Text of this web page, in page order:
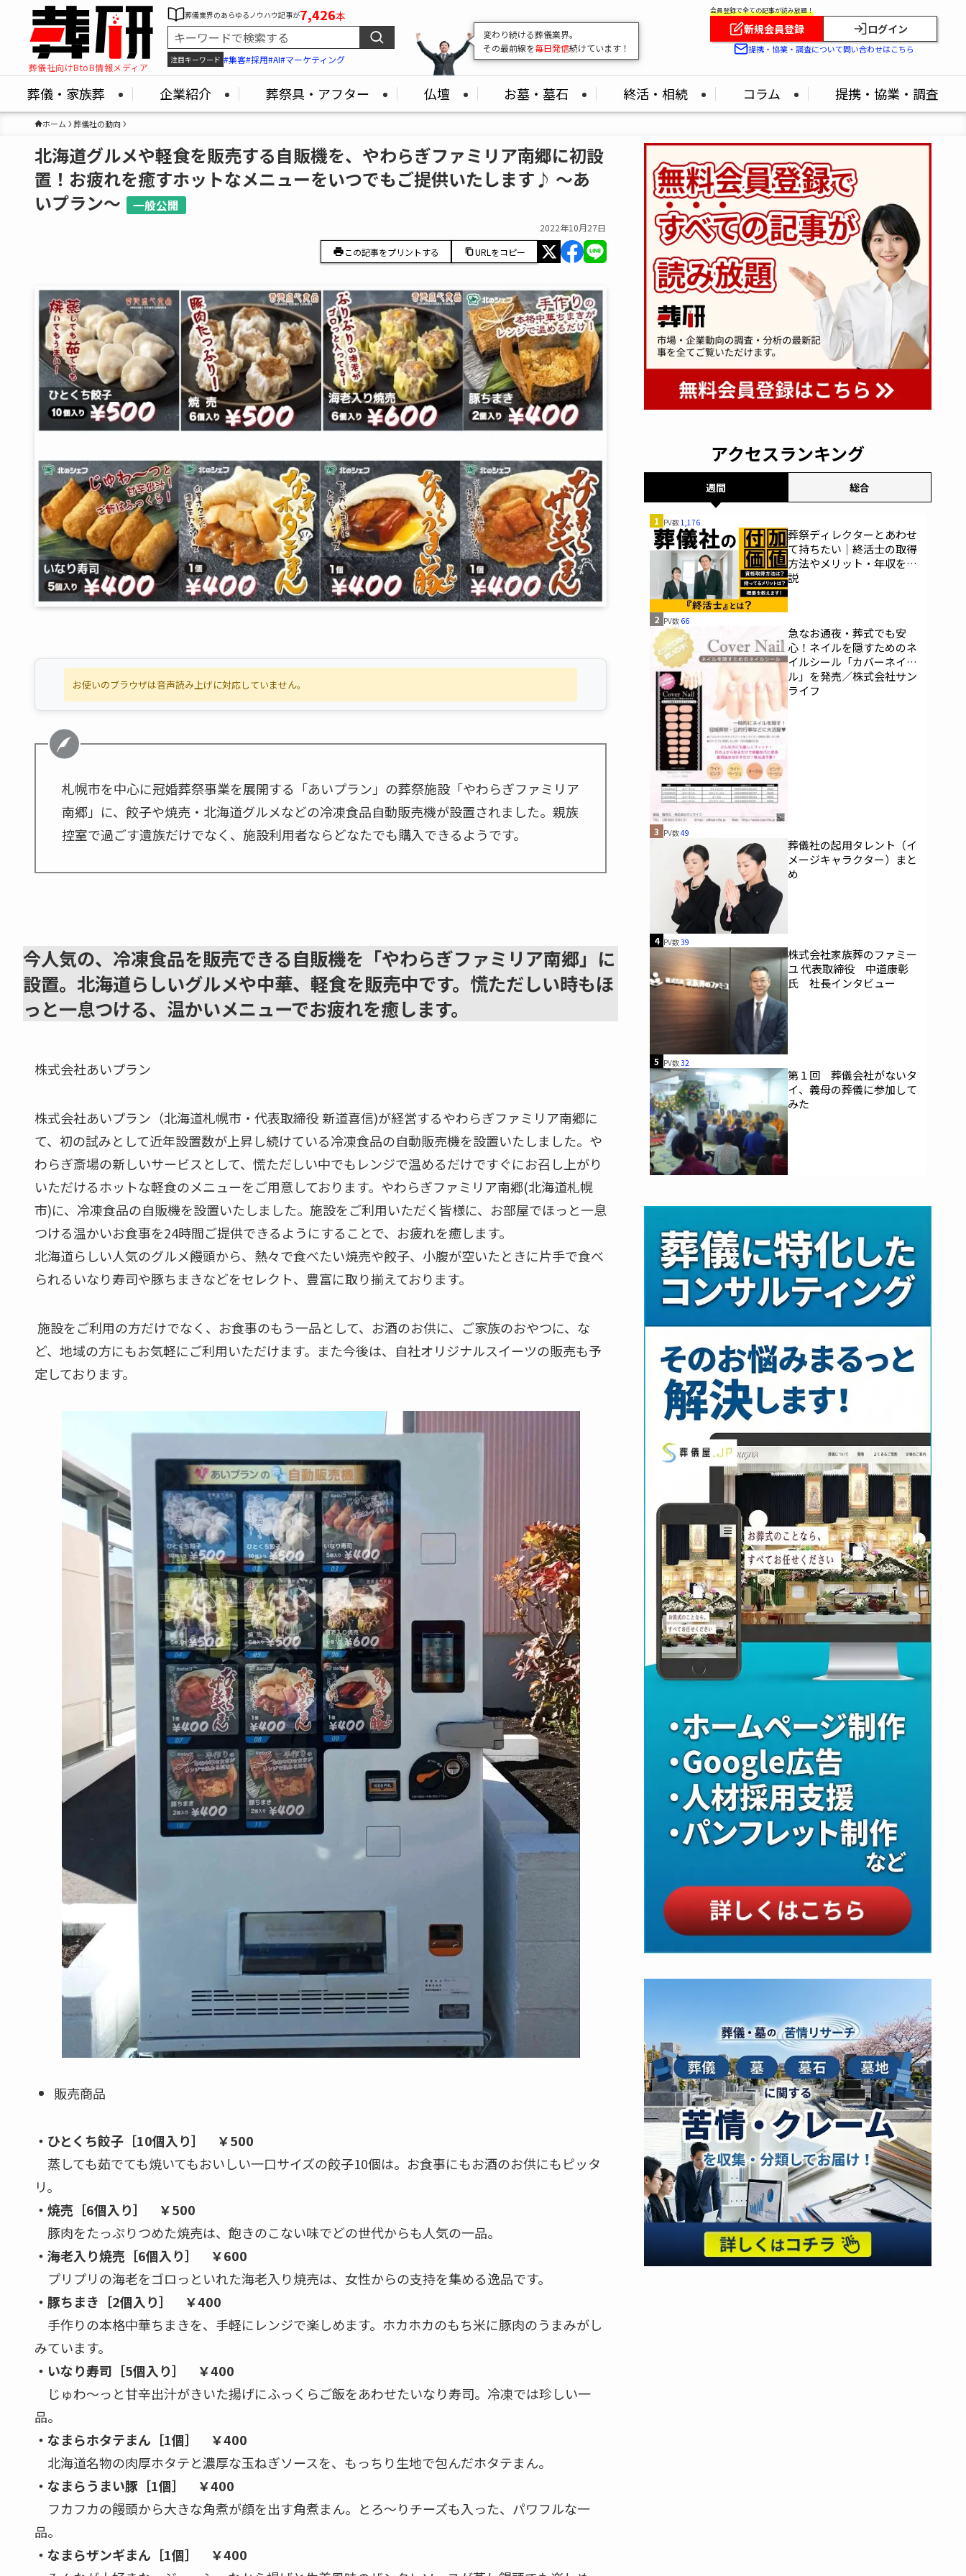
葬儀社向けBtoB情報メディア
葬儀業界のあらゆるノウハウ記事が7,426本
注目キーワード #集客#採用#AI#マーケティング
葬儀業界の"いま"がここでわかる！
最新の市場情報をどこよりも早くお届け！
会員登録で全ての記事が読み放題！
新規会員登録 ログイン
提携・協業・調査について問い合わせはこちら
葬儀・家族葬 企業紹介 葬祭具・アフター 仏壇 お墓・墓石 終活・相続 コラム 提携・協業・調査
ホーム 葬儀社の動向
北海道グルメや軽食を販売する自販機を、やわらぎファミリア南郷に初設
置！お疲れを癒すホットなメニューをいつでもご提供いたします♪ ～あ
いプラン～
一般公開
2022年10月27日
この記事をプリントする
URLをコピー
お使いのブラウザは音声読み上げに対応していません。
札幌市を中心に冠婚葬祭事業を展開する「あいプラン」の葬祭施設「やわらぎファミリア
南郷」に、餃子や焼売・北海道グルメなどの冷凍食品自動販売機が設置されました。親族
控室で過ごす遺族だけでなく、施設利用者ならどなたでも購入できるようです。
今人気の、冷凍食品を販売できる自販機を「やわらぎファミリア南郷」に
設置。北海道らしいグルメや中華、軽食を販売中です。慌ただしい時もほ
っと一息つける、温かいメニューでお疲れを癒します。
株式会社あいプラン
株式会社あいプラン（北海道札幌市・代表取締役 新道喜信)が経営するやわらぎファミリア南郷に
て、初の試みとして近年設置数が上昇し続けている冷凍食品の自動販売機を設置いたしました。や
わらぎ斎場の新しいサービスとして、慌ただしい中でもレンジで温めるだけですぐにお召し上がり
いただけるホットな軽食のメニューをご用意しております。やわらぎファミリア南郷(北海道札幌
市)に、冷凍食品の自販機を設置いたしました。施設をご利用いただく皆様に、お部屋でほっと一息
つける温かいお食事を24時間ご提供できるようにすることで、お疲れを癒します。
北海道らしい人気のグルメ饅頭から、熱々で食べたい焼売や餃子、小腹が空いたときに片手で食べ
られるいなり寿司や豚ちまきなどをセレクト、豊富に取り揃えております。
施設をご利用の方だけでなく、お食事のもう一品として、お酒のお供に、ご家族のおやつに、な
ど、地域の方にもお気軽にご利用いただけます。また今後は、自社オリジナルスイーツの販売も予
定しております。
販売商品
・ひとくち餃子［10個入り］ ￥500
蒸しても茹でても焼いてもおいしい一口サイズの餃子10個は。お食事にもお酒のお供にもピッタ
リ。
・焼売［6個入り］ ￥500
豚肉をたっぷりつめた焼売は、飽きのこない味でどの世代からも人気の一品。
・海老入り焼売［6個入り］ ￥600
プリプリの海老をゴロっといれた海老入り焼売は、女性からの支持を集める逸品です。
・豚ちまき［2個入り］ ￥400
手作りの本格中華ちまきを、手軽にレンジで楽しめます。ホカホカのもち米に豚肉のうまみがし
みています。
・いなり寿司［5個入り］ ￥400
じゅわ～っと甘辛出汁がきいた揚げにふっくらご飯をあわせたいなり寿司。冷凍では珍しい一
品。
・なまらホタテまん［1個］ ￥400
北海道名物の肉厚ホタテと濃厚な玉ねぎソースを、もっちり生地で包んだホタテまん。
・なまらうまい豚［1個］ ￥400
フカフカの饅頭から大きな角煮が顔を出す角煮まん。とろ～りチーズも入った、パワフルな一
品。
・なまらザンギまん［1個］ ￥400
アクセスランキング
週間 総合
1 PV数1,176
葬祭ディレクターとあわせ
て持ちたい｜終活士の取得
方法やメリット・年収を解
説
2 PV数 66
急なお通夜・葬式でも安
心！ネイルを隠すためのネ
イルシール「カバーネイ
ル」を発売／株式会社サン
ライフ
3 PV数49
葬儀社の起用タレント（イ
メージキャラクター）まと
め
4 PV数39
株式会社家族葬のファミー
ユ 代表取締役 中道康彰
氏 社長インタビュー
5 PV数32
第１回 葬儀会社がないタ
イ、義母の葬儀に参加して
みた